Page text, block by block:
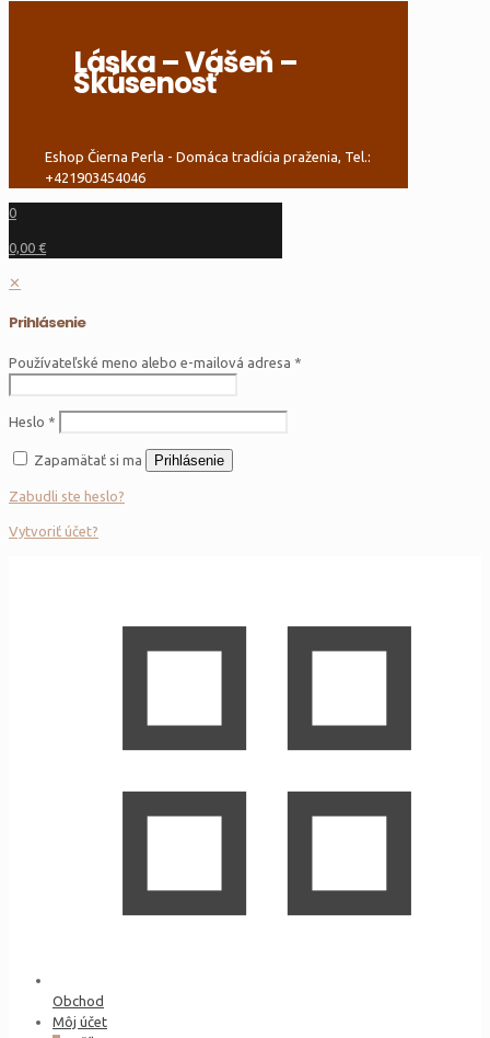
Láska – Vášeň –
Skúsenosť
Eshop Čierna Perla - Domáca tradícia praženia, Tel.:
+421903454046
0
0,00 €
✕
Prihlásenie
Používateľské meno alebo e-mailová adresa *
Heslo *
Zapamätať si ma Prihlásenie
Zabudli ste heslo?
Vytvoriť účet?
Obchod
Môj účet